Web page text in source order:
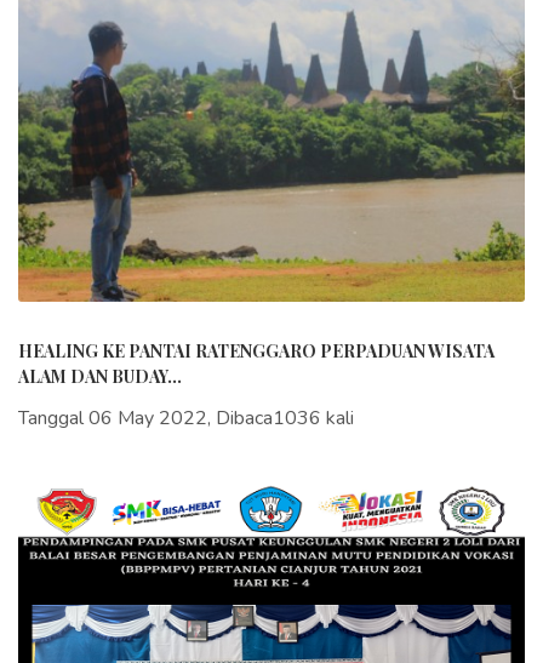
HEALING KE PANTAI RATENGGARO PERPADUAN WISATA
ALAM DAN BUDAY...
Tanggal 06 May 2022, Dibaca1036 kali